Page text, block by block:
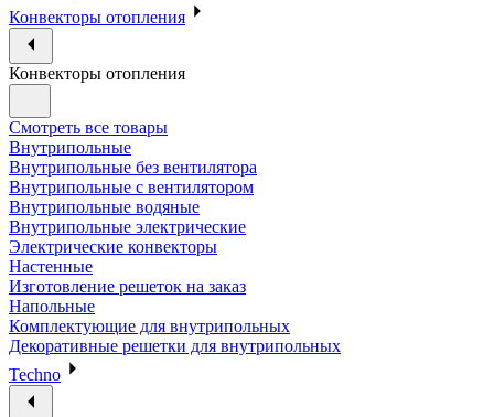
Конвекторы отопления
Конвекторы отопления
Смотреть все товары
Внутрипольные
Внутрипольные без вентилятора
Внутрипольные с вентилятором
Внутрипольные водяные
Внутрипольные электрические
Электрические конвекторы
Настенные
Изготовление решеток на заказ
Напольные
Комплектующие для внутрипольных
Декоративные решетки для внутрипольных
Techno